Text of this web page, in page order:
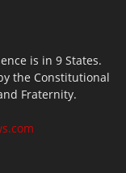
is in 9 States.
the Constitutional
Fraternity.